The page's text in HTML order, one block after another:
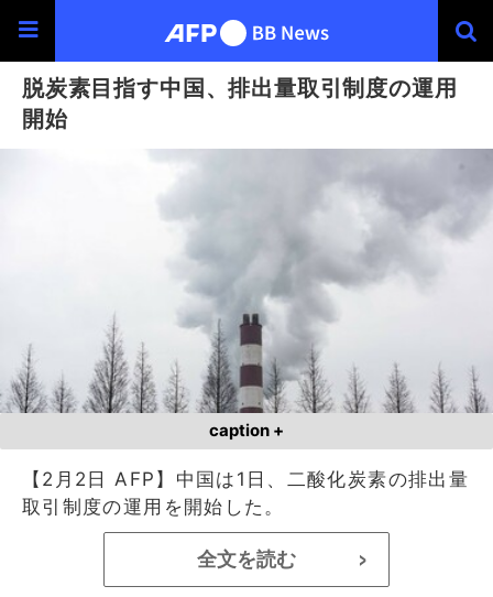
脱炭素目指す中国、排出量取引制度の運用
開始
caption +
【2月2日 AFP】中国は1日、二酸化炭素の排出量
取引制度の運用を開始した。
全文を読む >